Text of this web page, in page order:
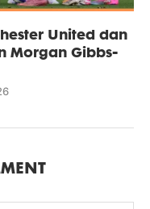
United dan
Morgan Gibbs-